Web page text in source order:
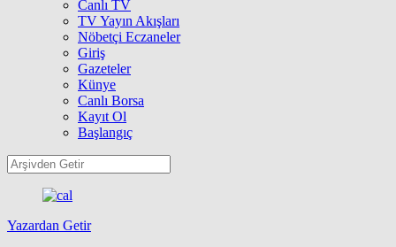
Canlı TV
TV Yayın Akışları
Nöbetçi Eczaneler
Giriş
Gazeteler
Künye
Canlı Borsa
Kayıt Ol
Başlangıç
Yazardan Getir